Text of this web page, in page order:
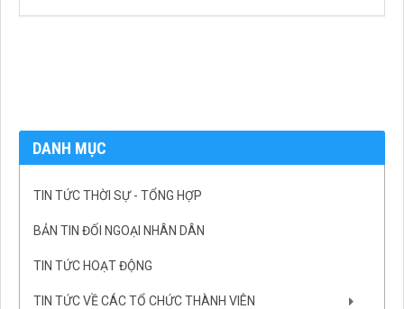
DANH MỤC
TIN TỨC THỜI SỰ - TỔNG HỢP
BẢN TIN ĐỐI NGOẠI NHÂN DÂN
TIN TỨC HOẠT ĐỘNG
TIN TỨC VỀ CÁC TỔ CHỨC THÀNH VIÊN